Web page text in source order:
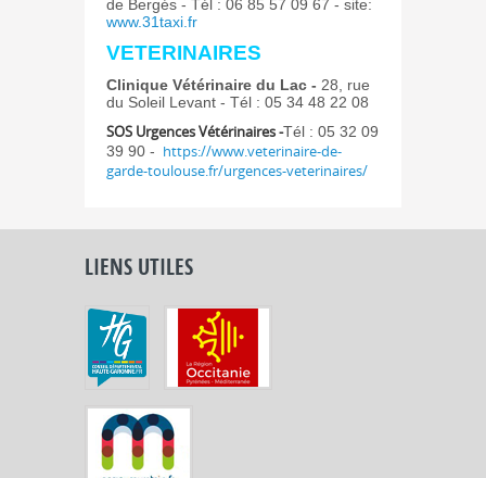
de Bergés - Tél : 06 85 57 09 67 - site:
www.31taxi.fr
VETERINAIRES
Clinique Vétérinaire du Lac - 28, rue
du Soleil Levant - Tél : 05 34 48 22 08
SOS Urgences Vétérinaires -Tél : 05 32 09
39 90 - https://www.veterinaire-de-
garde-toulouse.fr/urgences-veterinaires/
LIENS UTILES